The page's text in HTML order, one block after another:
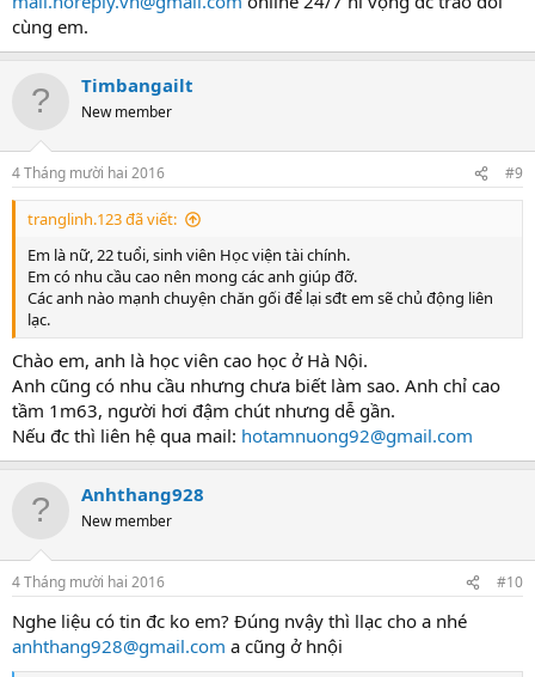
cùng em.
Timbangailt
New member
4 Tháng mười hai 2016 #9
tranglinh.123 đã viết:
Em là nữ, 22 tuổi, sinh viên Học viện tài chính.
Em có nhu cầu cao nên mong các anh giúp đỡ.
Các anh nào mạnh chuyện chăn gối để lại sđt em sẽ chủ động liên
lạc.
Chào em, anh là học viên cao học ở Hà Nội.
Anh cũng có nhu cầu nhưng chưa biết làm sao. Anh chỉ cao
tầm 1m63, người hơi đậm chút nhưng dễ gần.
Nếu đc thì liên hệ qua mail: hotamnuong92@gmail.com
Anhthang928
New member
4 Tháng mười hai 2016 #10
Nghe liệu có tin đc ko em? Đúng nvậy thì llạc cho a nhé
anhthang928@gmail.com a cũng ở hnội